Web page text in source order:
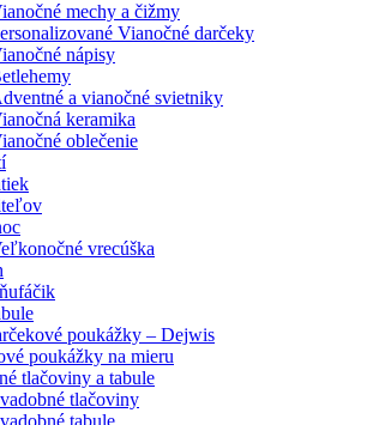
mechy a čižmy
Vianočné darčeky
nápisy
a vianočné svietniky
keramika
oblečenie
vrecúška
poukážky – Dejwis
poukážky na mieru
tlačoviny a tabule
tlačoviny
tabule